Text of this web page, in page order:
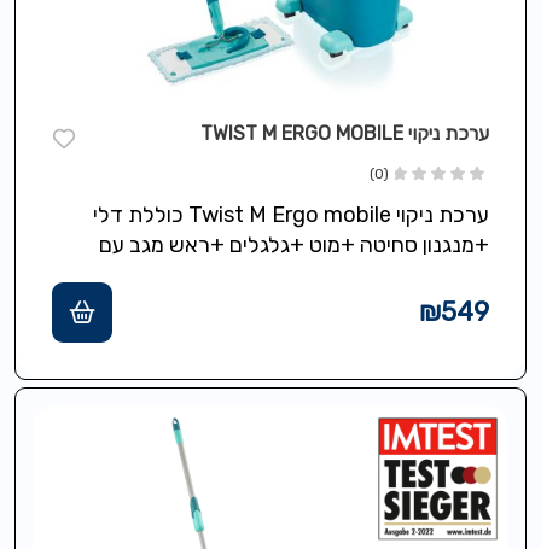
ערכת ניקוי TWIST M ERGO MOBILE
(0)
ערכת ניקוי Twist M Ergo mobile כוללת דלי
+מנגנון סחיטה +מוט +גלגלים +ראש מגב עם
₪549